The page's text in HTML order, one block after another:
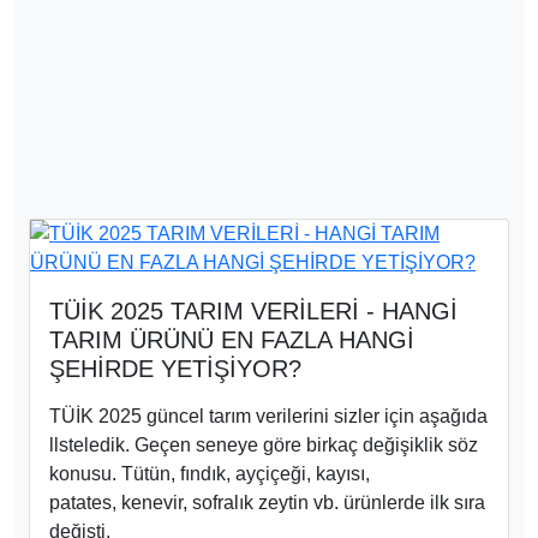
TÜİK 2025 TARIM VERİLERİ - HANGİ
TARIM ÜRÜNÜ EN FAZLA HANGİ
ŞEHİRDE YETİŞİYOR?
TÜİK 2025 güncel tarım verilerini sizler için aşağıda
llsteledik. Geçen seneye göre birkaç değişiklik söz
konusu. Tütün, fındık, ayçiçeği, kayısı,
patates, kenevir, sofralık zeytin vb. ürünlerde ilk sıra
değişti.